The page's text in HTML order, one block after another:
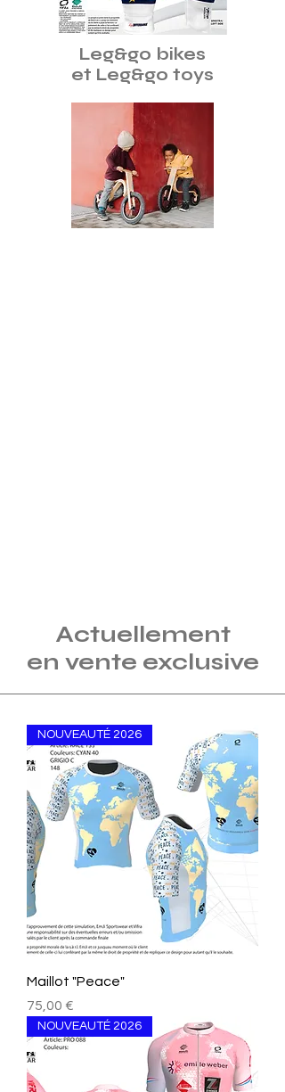
Leg&go bikes
et Leg&go toys
Actuellement
en vente exclusive
NOUVEAUTÉ 2026
Maillot "Peace"
Prix
75,00 €
NOUVEAUTÉ 2026